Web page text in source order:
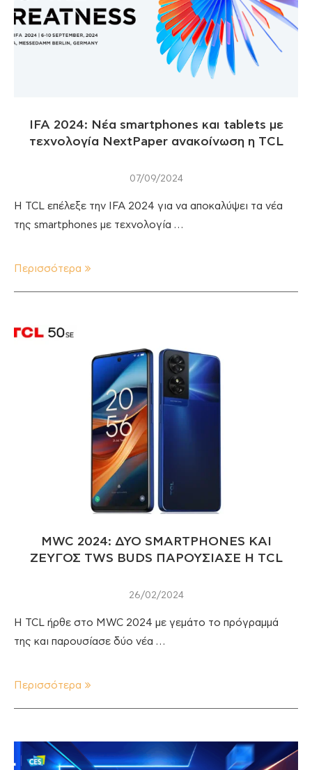
IFA 2024: Νέα smartphones και tablets με
τεχνολογία NextPaper ανακοίνωση η TCL
07/09/2024
Η TCL επέλεξε την IFA 2024 για να αποκαλύψει τα νέα
της smartphones με τεχνολογία …
Περισσότερα
MWC 2024: ΔΥΟ SMARTPHONES ΚΑΙ
ΖΕΥΓΟΣ TWS BUDS ΠΑΡΟΥΣΙΑΣΕ Η TCL
26/02/2024
Η TCL ήρθε στο MWC 2024 με γεμάτο το πρόγραμμά
της και παρουσίασε δύο νέα …
Περισσότερα